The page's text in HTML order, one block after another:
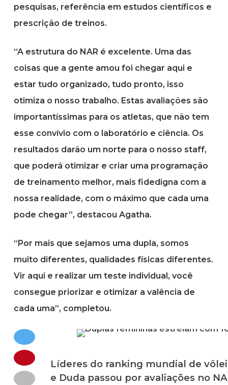
pesquisas, referência em estudos científicos e
prescrição de treinos.
“A estrutura do NAR é excelente. Uma das
coisas que a gente amou foi chegar aqui e
estar tudo organizado, tudo pronto, isso
otimiza o nosso trabalho. Estas avaliações são
importantíssimas para os atletas, que não tem
esse convívio com o laboratório e ciência. Os
resultados darão um norte para o nosso staff,
que poderá otimizar e criar uma programação
de treinamento melhor, mais fidedigna com a
nossa realidade, com o máximo que cada uma
pode chegar”, destacou Agatha.
“Por mais que sejamos uma dupla, somos
muito diferentes, qualidades físicas diferentes.
Vir aqui e realizar um teste individual, você
consegue priorizar e otimizar a valência de
cada uma”, completou.
Líderes do ranking mundial de
e Duda passou por avaliações no